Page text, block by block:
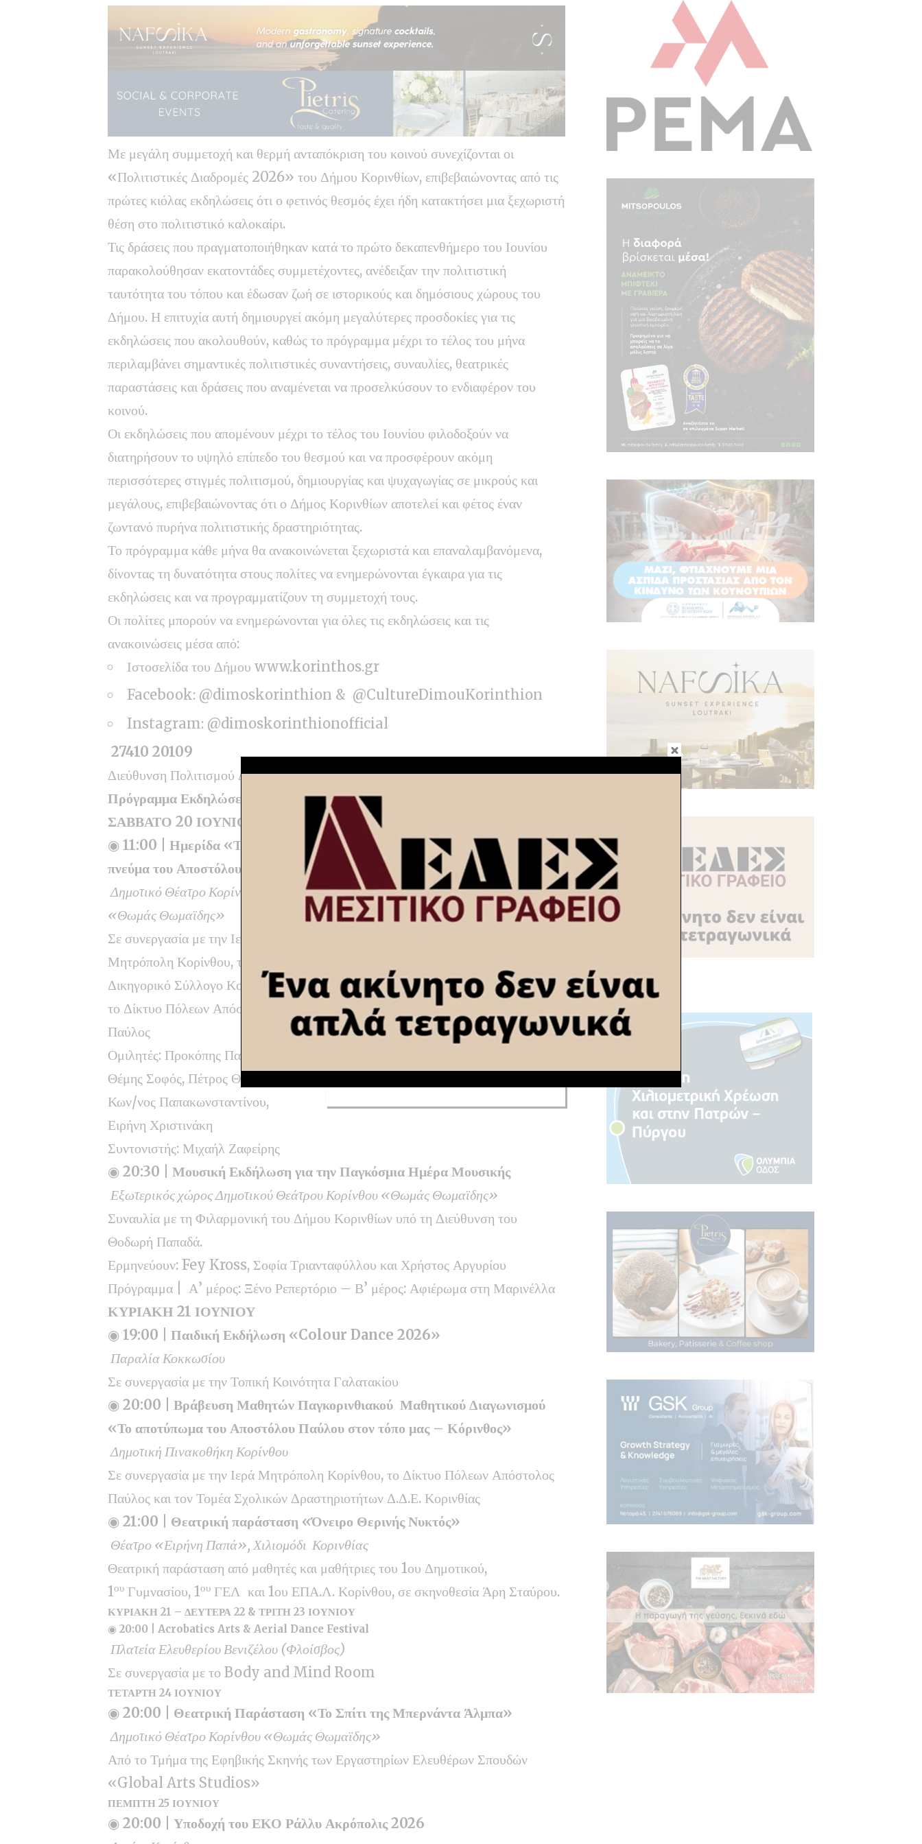
Με μεγάλη συμμετοχή και θερμή ανταπόκριση του κοινού συνεχίζονται οι
«Πολιτιστικές Διαδρομές 2026» του Δήμου Κορινθίων, επιβεβαιώνοντας από τις
πρώτες κιόλας εκδηλώσεις ότι ο φετινός θεσμός έχει ήδη κατακτήσει μια ξεχωριστή
θέση στο πολιτιστικό καλοκαίρι.
Τις δράσεις που πραγματοποιήθηκαν κατά το πρώτο δεκαπενθήμερο του Ιουνίου
παρακολούθησαν εκατοντάδες συμμετέχοντες, ανέδειξαν την πολιτιστική
ταυτότητα του τόπου και έδωσαν ζωή σε ιστορικούς και δημόσιους χώρους του
Δήμου. Η επιτυχία αυτή δημιουργεί ακόμη μεγαλύτερες προσδοκίες για τις
εκδηλώσεις που ακολουθούν, καθώς το πρόγραμμα μέχρι το τέλος του μήνα
περιλαμβάνει σημαντικές πολιτιστικές συναντήσεις, συναυλίες, θεατρικές
παραστάσεις και δράσεις που αναμένεται να προσελκύσουν το ενδιαφέρον του
κοινού.
Οι εκδηλώσεις που απομένουν μέχρι το τέλος του Ιουνίου φιλοδοξούν να
διατηρήσουν το υψηλό επίπεδο του θεσμού και να προσφέρουν ακόμη
περισσότερες στιγμές πολιτισμού, δημιουργίας και ψυχαγωγίας σε μικρούς και
μεγάλους, επιβεβαιώνοντας ότι ο Δήμος Κορινθίων αποτελεί και φέτος έναν
ζωντανό πυρήνα πολιτιστικής δραστηριότητας.
Το πρόγραμμα κάθε μήνα θα ανακοινώνεται ξεχωριστά και επαναλαμβανόμενα,
δίνοντας τη δυνατότητα στους πολίτες να ενημερώνονται έγκαιρα για τις
εκδηλώσεις και να προγραμματίζουν τη συμμετοχή τους.
Οι πολίτες μπορούν να ενημερώνονται για όλες τις εκδηλώσεις και τις
ανακοινώσεις μέσα από:
Ιστοσελίδα του Δήμου www.korinthos.gr
Facebook: @dimoskorinthion & @CultureDimouKorinthion
Instagram: @dimoskorinthionofficial
27410 20109
Διεύθυνση Πολιτισμού Δήμου Κορινθίων
You Might Also Like
Χωρίς ενεργό μέτωπο η φωτιά στο
Στεφάνι Κορίνθου – Σ.Μουρίκης
Αντιπεριφερειάρχης Κορινθίας:
Ξεκίνησε από φωτοβολταϊκά η φωτιά
(video-φώτο)
Φωτιά στο Στεφάνι Κορινθίας –
Ενισχύθηκαν οι επίγειες και εναέριες
δυνάμεις (video-φωτο)
Μαίνεται η φωτιά στο Στεφάνι
Πρόγραμμα Εκδηλώσεων Ιουνίου
ΣΑΒΒΑΤΟ 20 ΙΟΥΝΙΟΥ
◉ 11:00 | Ημερίδα «Το νομικό
πνεύμα του Αποστόλου Παύλου»
Δημοτικό Θέατρο Κορίνθου
«Θωμάς Θωμαϊδης»
Σε συνεργασία με την Ιερά
Μητρόπολη Κορίνθου, τον
Δικηγορικό Σύλλογο Κορίνθου και
το Δίκτυο Πόλεων Απόστολος
Παύλος
Ομιλητές: Προκόπης Παυλόπουλος,
Θέμης Σοφός, Πέτρος Θωμαϊδης ,
Κων/νος Παπακωνσταντίνου,
Ειρήνη Χριστινάκη
Συντονιστής: Μιχαήλ Ζαφείρης
◉ 20:30 | Μουσική Εκδήλωση για την Παγκόσμια Ημέρα Μουσικής
Εξωτερικός χώρος Δημοτικού Θεάτρου Κορίνθου «Θωμάς Θωμαϊδης»
Συναυλία με τη Φιλαρμονική του Δήμου Κορινθίων υπό τη Διεύθυνση του
Θοδωρή Παπαδά.
Ερμηνεύουν: Fey Kross, Σοφία Τριανταφύλλου και Χρήστος Αργυρίου
Πρόγραμμα | Α’ μέρος: Ξένο Ρεπερτόριο – Β’ μέρος: Αφιέρωμα στη Μαρινέλλα
ΚΥΡΙΑΚΗ 21 ΙΟΥΝΙΟΥ
◉ 19:00 | Παιδική Εκδήλωση «Colour Dance 2026»
Παραλία Κοκκωσίου
Σε συνεργασία με την Τοπική Κοινότητα Γαλατακίου
◉ 20:00 | Βράβευση Μαθητών Παγκορινθιακού Μαθητικού Διαγωνισμού
«Το αποτύπωμα του Αποστόλου Παύλου στον τόπο μας – Κόρινθος»
Δημοτική Πινακοθήκη Κορίνθου
Σε συνεργασία με την Ιερά Μητρόπολη Κορίνθου, το Δίκτυο Πόλεων Απόστολος
Παύλος και τον Τομέα Σχολικών Δραστηριοτήτων Δ.Δ.Ε. Κορινθίας
◉ 21:00 | Θεατρική παράσταση «Όνειρο Θερινής Νυκτός»
Θέατρο «Ειρήνη Παπά», Χιλιομόδι Κορινθίας
Θεατρική παράσταση από μαθητές και μαθήτριες του 1ου Δημοτικού,
1ου Γυμνασίου, 1ου ΓΕΛ και 1ου ΕΠΑ.Λ. Κορίνθου, σε σκηνοθεσία Άρη Σταύρου.
ΚΥΡΙΑΚΗ 21 – ΔΕΥΤΕΡΑ 22 & ΤΡΙΤΗ 23 ΙΟΥΝΙΟΥ
◉ 20:00 | Acrobatics Arts & Aerial Dance Festival
Πλατεία Ελευθερίου Βενιζέλου (Φλοίσβος)
Σε συνεργασία με το Body and Mind Room
ΤΕΤΑΡΤΗ 24 ΙΟΥΝΙΟΥ
◉ 20:00 | Θεατρική Παράσταση «Το Σπίτι της Μπερνάντα Άλμπα»
Δημοτικό Θέατρο Κορίνθου «Θωμάς Θωμαϊδης»
Από το Τμήμα της Εφηβικής Σκηνής των Εργαστηρίων Ελευθέρων Σπουδών
«Global Arts Studios»
ΠΕΜΠΤΗ 25 ΙΟΥΝΙΟΥ
◉ 20:00 | Υποδοχή του ΕΚΟ Ράλλυ Ακρόπολις 2026